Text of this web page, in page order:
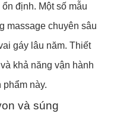
định. Một số mẫu
massage chuyên sâu
gáy lâu năm. Thiết
khả năng vận hành
này.
và súng